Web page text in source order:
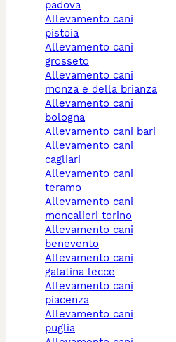
padova
allevamento cani
pistoia
allevamento cani
grosseto
allevamento cani
monza e della brianza
allevamento cani
bologna
allevamento cani bari
allevamento cani
cagliari
allevamento cani
teramo
allevamento cani
moncalieri torino
allevamento cani
benevento
allevamento cani
galatina lecce
allevamento cani
piacenza
allevamento cani
puglia